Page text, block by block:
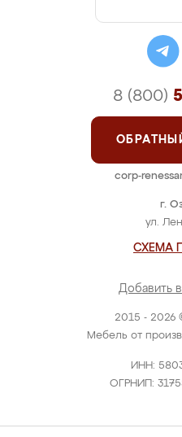
2015 - 2026
Мебель от
ИНН:
ОГРНИП:
г.
ул.
СХЕМА
Добавить
8 (800)
corp-